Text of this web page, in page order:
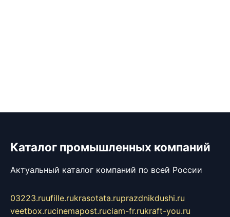
Каталог промышленных компаний
Актуальный каталог компаний по всей России
03223.ruufille.rukrasotata.ruprazdnikdushi.ru
veetbox.rucinemapost.ruciam-fr.rukraft-you.ru